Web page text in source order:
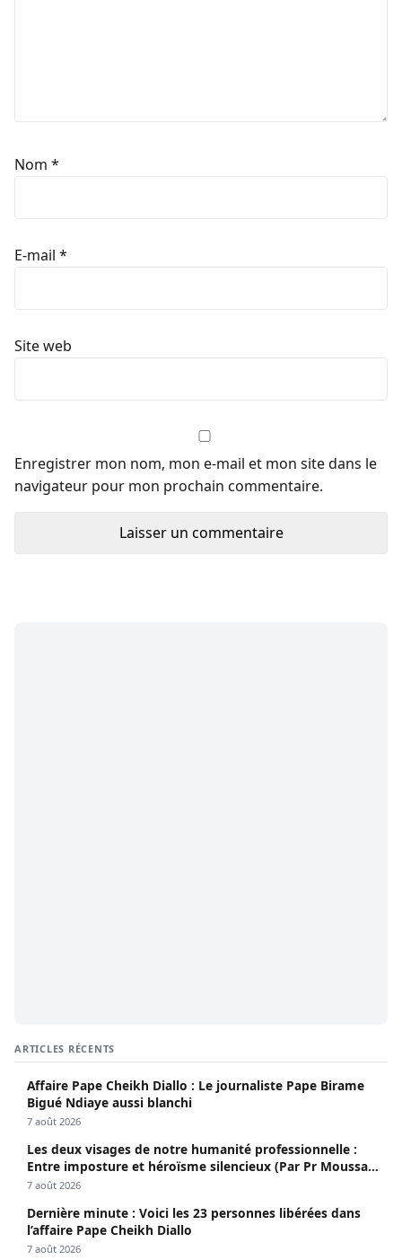
Nom *
E-mail *
Site web
Enregistrer mon nom, mon e-mail et mon site dans le
navigateur pour mon prochain commentaire.
ARTICLES RÉCENTS
Affaire Pape Cheikh Diallo : Le journaliste Pape Birame
Bigué Ndiaye aussi blanchi
7 août 2026
Les deux visages de notre humanité professionnelle :
Entre imposture et héroïsme silencieux (Par Pr Moussa
Seydi)
7 août 2026
Dernière minute : Voici les 23 personnes libérées dans
l’affaire Pape Cheikh Diallo
7 août 2026